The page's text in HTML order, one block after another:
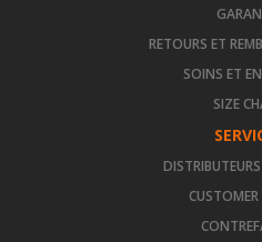
RETOURS ET
SOINS ET
SIZE
CUSTOMER